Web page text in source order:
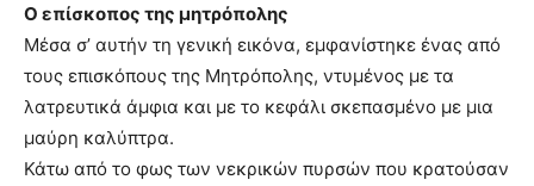
Ο επίσκοπος της μητρόπολης
Μέσα σ’ αυτήν τη γενική εικόνα, εμφανίστηκε ένας από
τους επισκόπους της Μητρόπολης, ντυμένος με τα
λατρευτικά άμφια και με το κεφάλι σκεπασμένο με μια
μαύρη καλύπτρα.
Κάτω από το φως των νεκρικών πυρσών που κρατούσαν